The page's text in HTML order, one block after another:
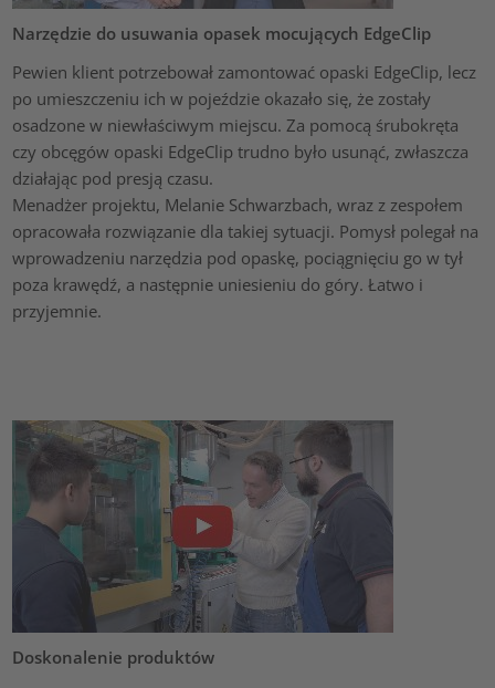
Narzędzie do usuwania opasek mocujących EdgeClip
Pewien klient potrzebował zamontować opaski EdgeClip, lecz
po umieszczeniu ich w pojeździe okazało się, że zostały
osadzone w niewłaściwym miejscu. Za pomocą śrubokręta
czy obcęgów opaski EdgeClip trudno było usunąć, zwłaszcza
działając pod presją czasu.
Menadżer projektu, Melanie Schwarzbach, wraz z zespołem
opracowała rozwiązanie dla takiej sytuacji. Pomysł polegał na
wprowadzeniu narzędzia pod opaskę, pociągnięciu go w tył
poza krawędź, a następnie uniesieniu do góry. Łatwo i
przyjemnie.
Doskonalenie produktów